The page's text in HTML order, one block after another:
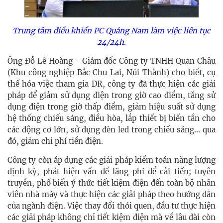
Trung tâm điều khiển PC Quảng Nam làm việc liên tục
24/24h.
Ông Đỗ Lê Hoàng - Giám đốc Công ty TNHH Quan Châu
(Khu công nghiệp Bắc Chu Lai, Núi Thành) cho biết, cụ
thể hóa việc tham gia DR, công ty đã thực hiện các giải
pháp để giảm sử dụng điện trong giờ cao điểm, tăng sử
dụng điện trong giờ thấp điểm, giảm hiệu suất sử dụng
hệ thống chiếu sáng, điều hòa, lắp thiết bị biến tần cho
các động cơ lớn, sử dụng đèn led trong chiếu sáng... qua
đó, giảm chi phí tiền điện.
Công ty còn áp dụng các giải pháp kiểm toán năng lượng
định kỳ, phát hiện vấn đề lãng phí để cải tiến; tuyên
truyền, phổ biến ý thức tiết kiệm điện đến toàn bộ nhân
viên nhà máy và thực hiện các giải pháp theo hướng dẫn
của ngành điện. Việc thay đổi thói quen, đầu tư thực hiện
các giải pháp không chỉ tiết kiệm điện mà về lâu dài còn